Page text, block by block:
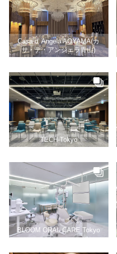
Casa d’ Angela AOYAMA(カ
サ・デ・アンジェラ青山)
TECH-Tokyo
BLOOM ORAL CARE Tokyo